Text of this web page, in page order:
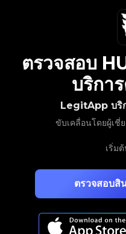
ตรวจสอบสิ
LegitApp บริ
ขับเคลื่อนโดยผู้เชี่
เริ่ม
ตรวจสอบ
บริกา